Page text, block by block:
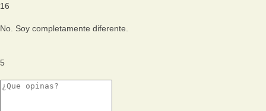
16
No. Soy completamente diferente.
5